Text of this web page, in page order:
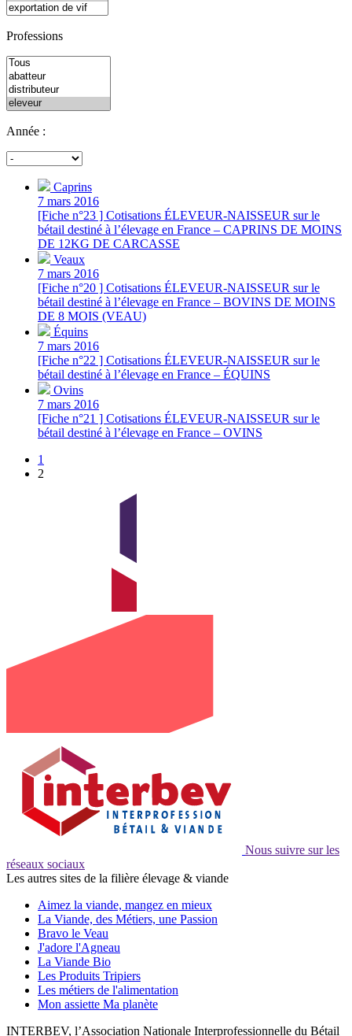
Professions
Année :
Caprins
7 mars 2016
[Fiche n°23 ] Cotisations ÉLEVEUR-NAISSEUR sur le
bétail destiné à l’élevage en France – CAPRINS DE MOINS
DE 12KG DE CARCASSE
Veaux
7 mars 2016
[Fiche n°20 ] Cotisations ÉLEVEUR-NAISSEUR sur le
bétail destiné à l’élevage en France – BOVINS DE MOINS
DE 8 MOIS (VEAU)
Équins
7 mars 2016
[Fiche n°22 ] Cotisations ÉLEVEUR-NAISSEUR sur le
bétail destiné à l’élevage en France – ÉQUINS
Ovins
7 mars 2016
[Fiche n°21 ] Cotisations ÉLEVEUR-NAISSEUR sur le
bétail destiné à l’élevage en France – OVINS
1
2
Nous suivre sur les
réseaux sociaux
Les autres sites de la filière élevage & viande
Aimez la viande, mangez en mieux
La Viande, des Métiers, une Passion
Bravo le Veau
J'adore l'Agneau
La Viande Bio
Les Produits Tripiers
Les métiers de l'alimentation
Mon assiette Ma planète
INTERBEV, l’Association Nationale Interprofessionnelle du Bétail